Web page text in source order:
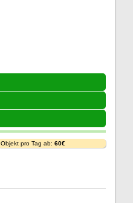
Objekt pro Tag ab: 60€